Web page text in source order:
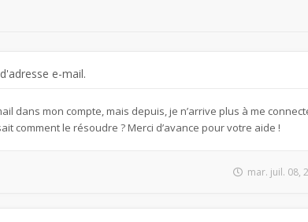
e-mail.
dans mon compte, mais depuis, je n’arrive plus à me
comment le résoudre ? Merci d’avance pour votre aide !
mar. juil. 08,